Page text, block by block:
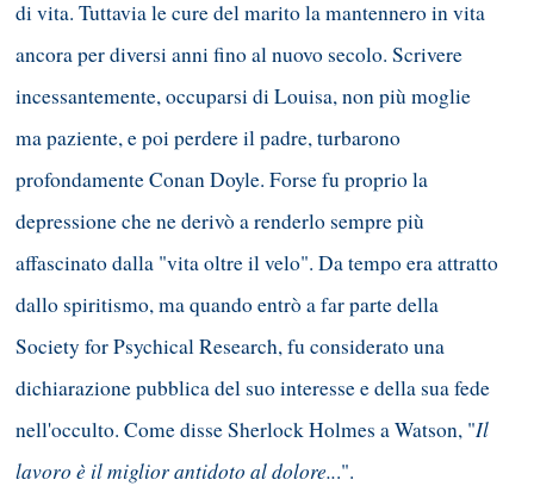
di vita. Tuttavia le cure del marito la mantennero in vita
ancora per diversi anni fino al nuovo secolo. Scrivere
incessantemente, occuparsi di Louisa, non più moglie
ma paziente, e poi perdere il padre, turbarono
profondamente Conan Doyle. Forse fu proprio la
depressione che ne derivò a renderlo sempre più
affascinato dalla "vita oltre il velo". Da tempo era attratto
dallo spiritismo, ma quando entrò a far parte della
Society for Psychical Research, fu considerato una
dichiarazione pubblica del suo interesse e della sua fede
nell'occulto. Come disse Sherlock Holmes a Watson, "Il
lavoro è il miglior antidoto al dolore...".